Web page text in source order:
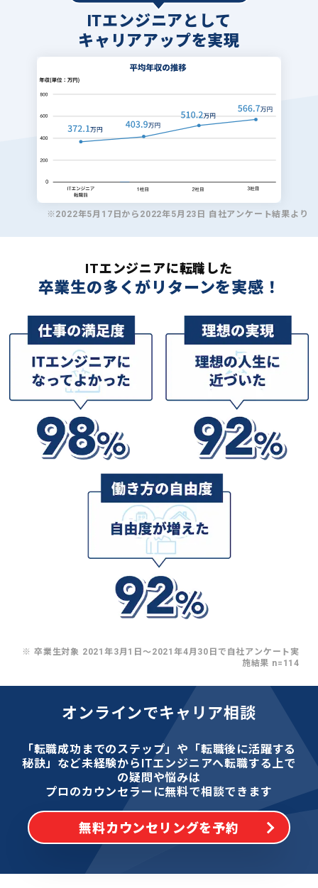
ITエンジニアとして
キャリアアップを実現
※2022年5月17日から2022年5月23日 自社アンケート結果より
ITエンジニアに転職した
卒業生の多くがリターンを実感！
※ 卒業生対象 2021年3月1日〜2021年4月30日で自社アンケート実
施結果 n=114
オンラインでキャリア相談
「転職成功までのステップ」や「転職後に活躍する
秘訣」など未経験からITエンジニアへ転職する上で
の疑問や悩みは
プロのカウンセラーに無料で相談できます
無料カウンセリングを予約